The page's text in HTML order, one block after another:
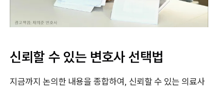
신뢰할 수 있는 변호사 선택법
지금까지 논의한 내용을 종합하여, 신뢰할 수 있는 의료사